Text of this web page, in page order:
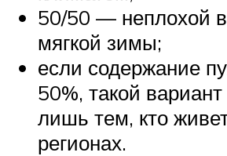
50/50 — неплохой
мягкой зимы;
если содержание
50%, такой
лишь тем, кто
регионах.